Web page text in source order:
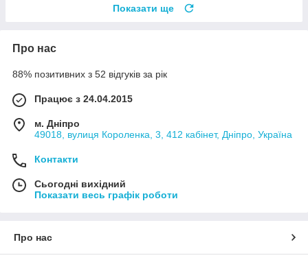
Показати ще
Про нас
88% позитивних з 52 відгуків за рік
Працює з 24.04.2015
м. Дніпро
49018, вулиця Короленка, 3, 412 кабінет, Дніпро, Україна
Контакти
Сьогодні вихідний
Показати весь графік роботи
Про нас